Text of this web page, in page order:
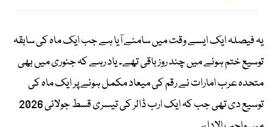
یہ فیصلہ ایک ایسے وقت میں سامنے آیا ہے جب ایک ماہ کی سابقہ
توسیع ختم ہونے میں چند روز باقی تھے۔ یاد رہے کہ جنوری میں بھی
متحدہ عرب امارات نے رقم کی میعاد مکمل ہونے پر ایک ماہ کی
توسیع دی تھی جب کہ ایک ارب ڈالر کی تیسری قسط جولائی 2026